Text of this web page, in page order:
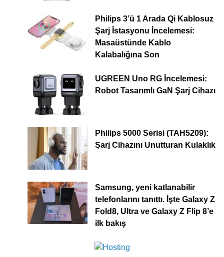
Philips 3’ü 1 Arada Qi Kablosuz
Şarj İstasyonu İncelemesi:
Masaüstünde Kablo
Kalabalığına Son
UGREEN Uno RG İncelemesi:
Robot Tasarımlı GaN Şarj Cihazı
Philips 5000 Serisi (TAH5209):
Şarj Cihazını Unutturan Kulaklık
Samsung, yeni katlanabilir
telefonlarını tanıttı. İşte Galaxy Z
Fold8, Ultra ve Galaxy Z Flip 8’e
ilk bakış